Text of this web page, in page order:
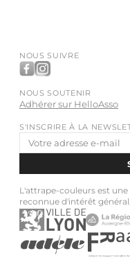
NOUS SUIVRE
NOUS SOUTENIR
Adhérer sur HelloAsso
S'INSCRIRE À LA
Adresse
e-
mail
L'attrape-couleurs est
reconnue d'intérêt